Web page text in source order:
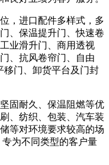
，进口配件多样式，多
、保温提升门、快速卷
业滑升门、商用透视
、抗风卷帘门、自由
移门、卸货平台及门封
固耐久、保温阻燃等优
、纺织、包装、汽车装
等对环境要求较高的场
为不同类型的客户量